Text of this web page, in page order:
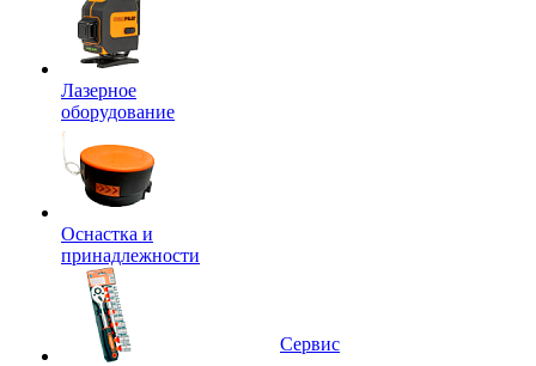
Лазерное
оборудование
Оснастка и
принадлежности
Сервис